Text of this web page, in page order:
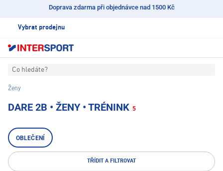
Doprava zdarma při objednávce nad 1500 Kč
Vybrat prodejnu
Co hledáte?
Ženy
DARE 2B • ŽENY • TRÉNINK 5
OBLEČENÍ
TŘÍDIT A FILTROVAT